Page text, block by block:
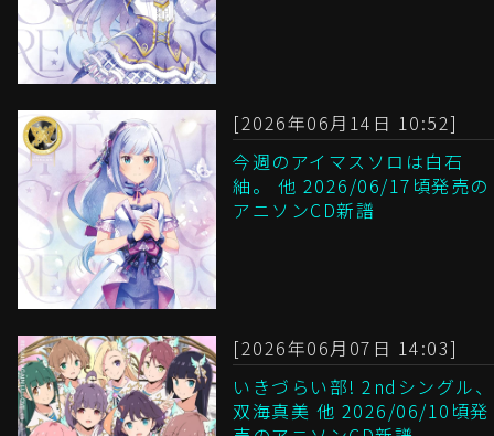
[2026年06月14日 10:52]
今週のアイマスソロは白石
紬。 他 2026/06/17頃発売の
アニソンCD新譜
[2026年06月07日 14:03]
いきづらい部! 2ndシングル、
双海真美 他 2026/06/10頃発